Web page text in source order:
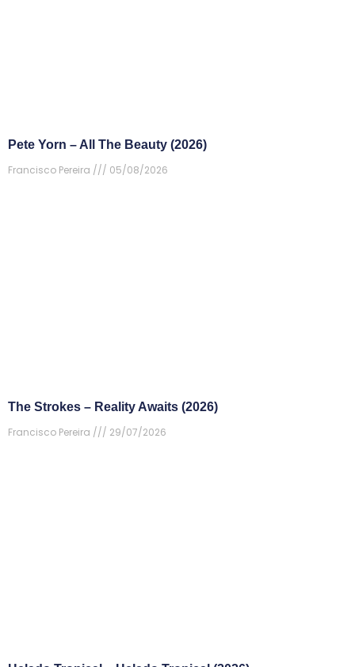
Pete Yorn – All The Beauty (2026)
Francisco Pereira
05/08/2026
The Strokes – Reality Awaits (2026)
Francisco Pereira
29/07/2026